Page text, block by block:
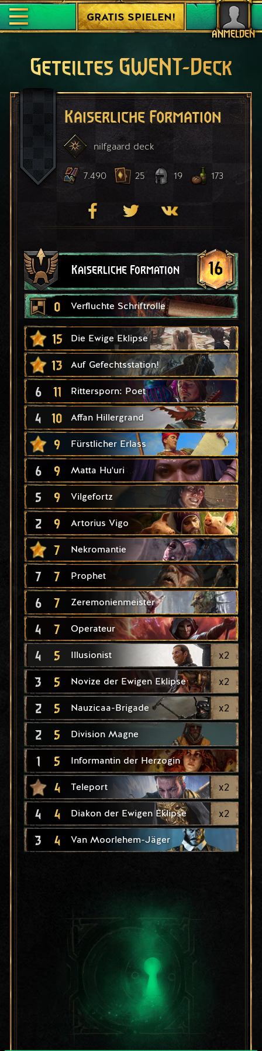
ANMELDEN
GRATIS SPIELEN!
Geteiltes GWENT-Deck
Kaiserliche Formation
nilfgaard deck
7.490 25 19 173
Kaiserliche Formation 16
0 Verfluchte Schriftrolle
15 Die Ewige Eklipse
13 Auf Gefechtsstation!
6 11 Rittersporn: Poet
4 10 Affan Hillergrand
9 Fürstlicher Erlass
6 9 Matta Hu'uri
5 9 Vilgefortz
2 9 Artorius Vigo
7 Nekromantie
7 7 Prophet
6 7 Zeremonienmeister
4 7 Operateur
4 5 Illusionist x2
3 5 Novize der Ewigen Eklipse x2
2 5 Nauzicaa-Brigade x2
2 5 Division Magne
1 5 Informantin der Herzogin
4 Teleport x2
4 4 Diakon der Ewigen Eklipse x2
3 4 Van Moorlehem-Jäger